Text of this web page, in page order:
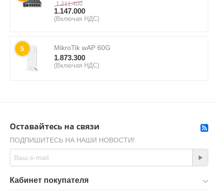
1.211.400
1.147.000
(Включая НДС)
5 MikroTik wAP 60G
1.873.300
(Включая НДС)
Оставайтесь на связи
ПОДПИШИТЕСЬ НА НАШИ НОВОСТИ!
Кабинет покупателя